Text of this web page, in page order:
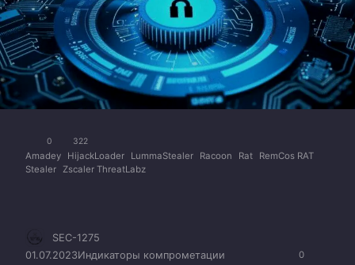
0 322
Amadey HijackLoader LummaStealer Racoon Rat
RemCos RAT
Stealer Zscaler ThreatLabz
0
SEC-1275
01.07.2023Индикаторы компрометации